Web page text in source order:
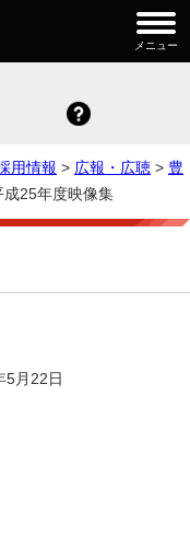
メニュー
用情報 > 広報・広聴 > 豊
成25年度映像集
月22日